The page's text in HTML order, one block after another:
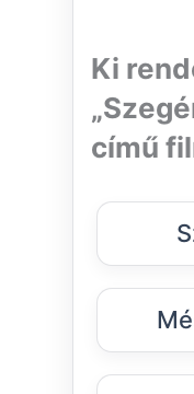
Ki
című